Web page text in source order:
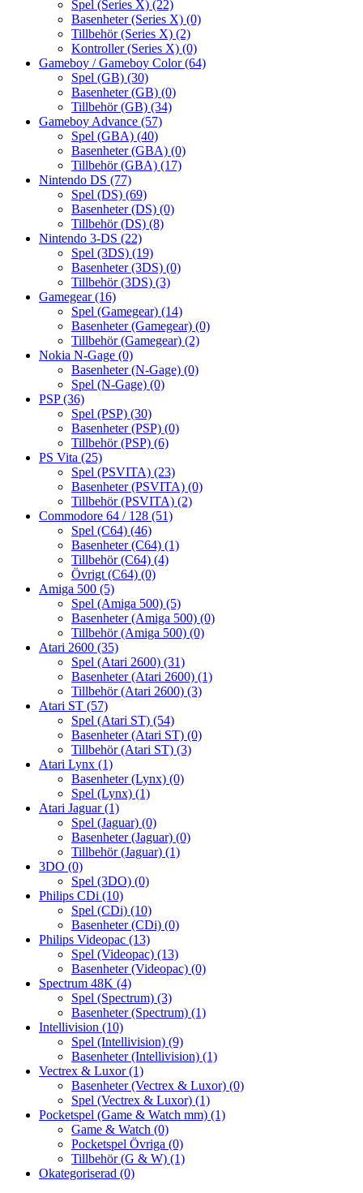
Spel (Series X) (22)
Basenheter (Series X) (0)
Tillbehör (Series X) (2)
Kontroller (Series X) (0)
Gameboy / Gameboy Color(64)
Spel (GB) (30)
Basenheter (GB) (0)
Tillbehör (GB) (34)
Gameboy Advance (57)
Spel (GBA) (40)
Basenheter (GBA) (0)
Tillbehör (GBA) (17)
Nintendo DS (77)
Spel (DS) (69)
Basenheter (DS) (0)
Tillbehör (DS) (8)
Nintendo 3-DS (22)
Spel (3DS) (19)
Basenheter (3DS) (0)
Tillbehör (3DS) (3)
Gamegear(16)
Spel (Gamegear) (14)
Basenheter (Gamegear) (0)
Tillbehör (Gamegear) (2)
Nokia N-Gage (0)
Basenheter (N-Gage) (0)
Spel (N-Gage) (0)
PSP(36)
Spel (PSP) (30)
Basenheter (PSP) (0)
Tillbehör (PSP) (6)
PS Vita (25)
Spel (PSVITA) (23)
Basenheter (PSVITA) (0)
Tillbehör (PSVITA) (2)
Commodore 64 / 128 (51)
Spel (C64) (46)
Basenheter (C64) (1)
Tillbehör (C64) (4)
Övrigt (C64) (0)
Amiga 500 (5)
Spel (Amiga 500) (5)
Basenheter (Amiga 500) (0)
Tillbehör (Amiga 500) (0)
Atari 2600 (35)
Spel (Atari 2600) (31)
Basenheter (Atari 2600) (1)
Tillbehör (Atari 2600) (3)
Atari ST (57)
Spel (Atari ST) (54)
Basenheter (Atari ST) (0)
Tillbehör (Atari ST) (3)
Atari Lynx (1)
Basenheter (Lynx) (0)
Spel (Lynx) (1)
Atari Jaguar(1)
Spel (Jaguar) (0)
Basenheter (Jaguar) (0)
Tillbehör (Jaguar) (1)
3DO (0)
Spel (3DO) (0)
Philips CDi (10)
Spel (CDi) (10)
Basenheter (CDi) (0)
Philips Videopac (13)
Spel (Videopac) (13)
Basenheter (Videopac) (0)
Spectrum 48K (4)
Spel (Spectrum) (3)
Basenheter (Spectrum) (1)
Intellivision (10)
Spel (Intellivision) (9)
Basenheter (Intellivision) (1)
Vectrex & Luxor(1)
Basenheter (Vectrex & Luxor) (0)
Spel (Vectrex & Luxor) (1)
Pocketspel (Game & Watch mm) (1)
Game & Watch (0)
Pocketspel Övriga (0)
Tillbehör (G & W) (1)
Okategoriserad (0)